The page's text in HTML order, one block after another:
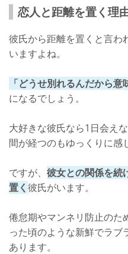
恋人と距離を置く理
彼氏から距離を置くと言わ
いますよね。
「どうせ別れるんだから意
になるでしょう。
大好きな彼氏なら1日会え
間が経つのもゆっくりに感
ですが、 彼女との関係を続
置く 彼氏がいます。
倦怠期やマンネリ防止のた
った頃のような新鮮でラ
あります。